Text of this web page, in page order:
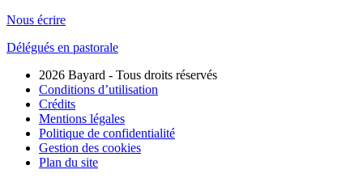
Nous écrire
Délégués en pastorale
2026 Bayard - Tous droits réservés
Conditions d’utilisation
Crédits
Mentions légales
Politique de confidentialité
Gestion des cookies
Plan du site